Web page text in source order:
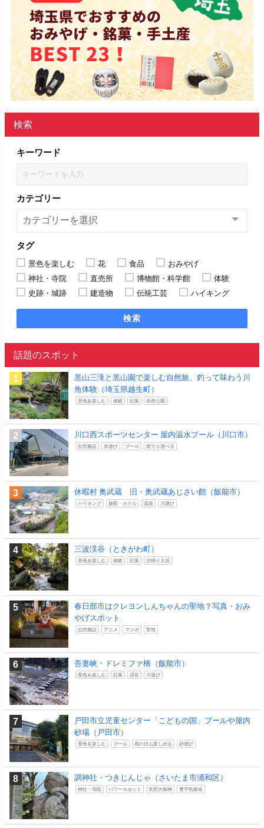
検索
キーワード
カテゴリー
タグ
景色を楽しむ 花 食品
おみやげ
神社・寺院
直売所 博物館・科学館
体験
史跡・城跡
建造物 伝統工芸 ハイキング
検索
話題のスポット
黒山三滝と黒山園で楽しむ自然旅、釣って味わう川
魚体験（埼玉県越生町）
景色を楽しむ 体験 紅葉 自然公園
川口西スポーツセンター 屋内温水プール（川口市）
公共施設 水遊び プール 雨でも遊べる
休暇村 奥武蔵 旧・奥武蔵あじさい館（飯能市）
ハイキング 旅館・ホテル 温泉 川遊び
三波渓谷（ときがわ町）
景色を楽しむ 体験 紅葉 日帰り入浴
春日部市はクレヨンしんちゃんの聖地？写真・おみ
やげスポット
公共施設 アニメ マンガ 聖地
吾妻峡・ドレミファ橋（飯能市）
景色を楽しむ 紅葉 渓谷 川遊び
戸田市立児童センター「こどもの国」プールや屋内
砂場（戸田市）
景色を楽しむ プール 雨の日も楽しめる 砂遊び
調神社・つきじんじゃ（さいたま市浦和区）
神社・寺院 パワースポット 天照大御神 豊宇気姫命